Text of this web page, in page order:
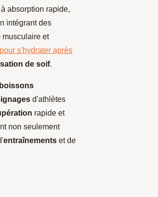
à absorption rapide,
intégrant des
musculaire et
s'hydrater après
de soif.
boissons
d'athlètes
rapide et
non seulement
entraînements et de